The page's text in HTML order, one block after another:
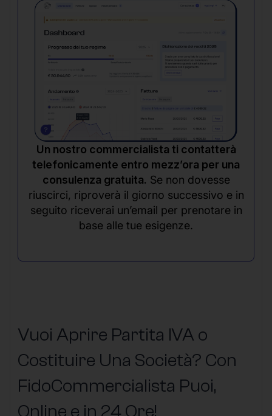
Un nostro commercialista ti contatterà
telefonicamente entro mezz’ora per una
consulenza gratuita. Se non dovesse
riuscirci, riproverà il giorno successivo e in
seguito riceverai un’email per prenotare in
base alle tue esigenze.
Vuoi Aprire Partita IVA o
Costituire Una Società? Con
FidoCommercialista Puoi,
Online e in 24 Ore!